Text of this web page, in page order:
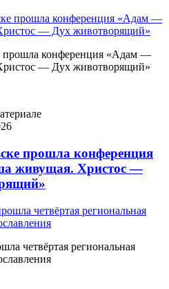
прошла конференция «Адам —
— Дух животворящий»
прошла конференция
живущая. Христос —
четвёртая региональная